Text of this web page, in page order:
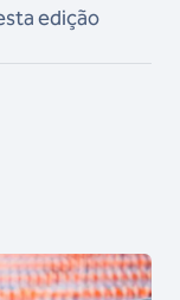
edição